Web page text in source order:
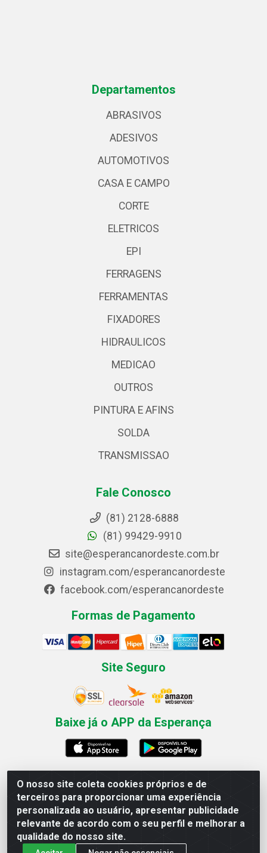
O nosso site coleta cookies próprios e de
terceiros para proporcionar uma experiência
personalizada ao usuário, apresentar publicidade
relevante de acordo com o seu perfil e melhorar a
qualidade do nosso site.
Departamentos
ABRASIVOS
ADESIVOS
AUTOMOTIVOS
CASA E CAMPO
CORTE
ELETRICOS
EPI
FERRAGENS
FERRAMENTAS
FIXADORES
HIDRAULICOS
MEDICAO
OUTROS
PINTURA E AFINS
SOLDA
TRANSMISSAO
Fale Conosco
(81) 2128-6888
(81) 99429-9910
site@esperancanordeste.com.br
instagram.com/esperancanordeste
facebook.com/esperancanordeste
Formas de Pagamento
Site Seguro
Baixe já o APP da Esperança
Esperança Nordeste - Rua Professor Caldas Filho, 291 -
Estância - Recife / PE CEP: 50771-335 - CNPJ
03.666.136/0001-23